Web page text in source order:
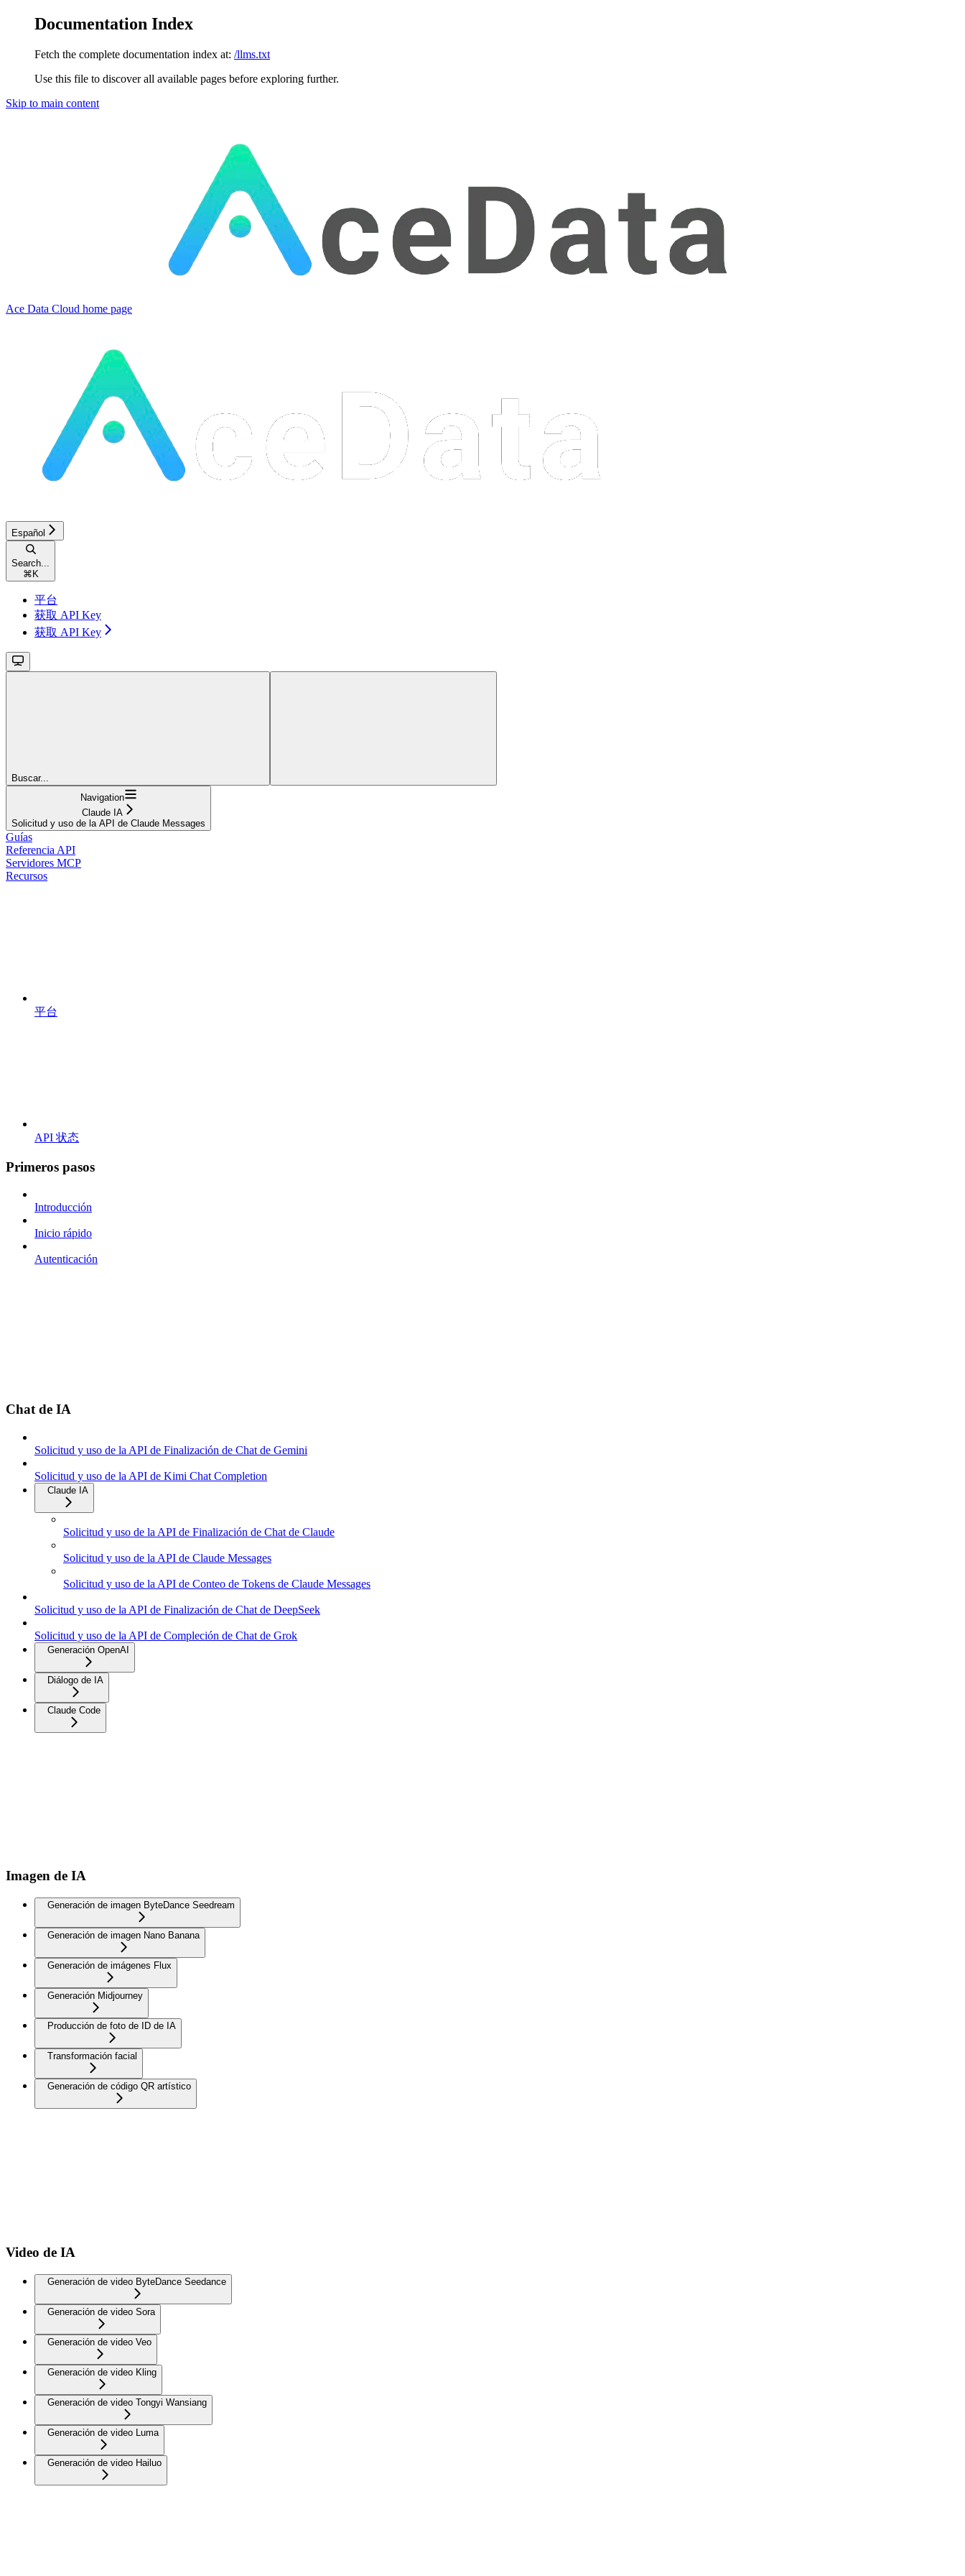
Documentation Index
Fetch the complete documentation index at: /llms.txt
Use this file to discover all available pages before exploring further.
Skip to main content
Ace Data Cloud home page
Español
Search...
⌘ K
平台
获取 API Key
获取 API Key
Buscar...
Navigation
Claude IA
Solicitud y uso de la API de Claude Messages
Guías
Referencia API
Servidores MCP
Recursos
平台
API 状态
Primeros pasos
Introducción
Inicio rápido
Autenticación
Chat de IA
Solicitud y uso de la API de Finalización de Chat de Gemini
Solicitud y uso de la API de Kimi Chat Completion
Claude IA
Solicitud y uso de la API de Finalización de Chat de Claude
Solicitud y uso de la API de Claude Messages
Solicitud y uso de la API de Conteo de Tokens de Claude Messages
Solicitud y uso de la API de Finalización de Chat de DeepSeek
Solicitud y uso de la API de Compleción de Chat de Grok
Generación OpenAI
Diálogo de IA
Claude Code
Imagen de IA
Generación de imagen ByteDance Seedream
Generación de imagen Nano Banana
Generación de imágenes Flux
Generación Midjourney
Producción de foto de ID de IA
Transformación facial
Generación de código QR artístico
Video de IA
Generación de video ByteDance Seedance
Generación de video Sora
Generación de video Veo
Generación de video Kling
Generación de video Tongyi Wansiang
Generación de video Luma
Generación de video Hailuo